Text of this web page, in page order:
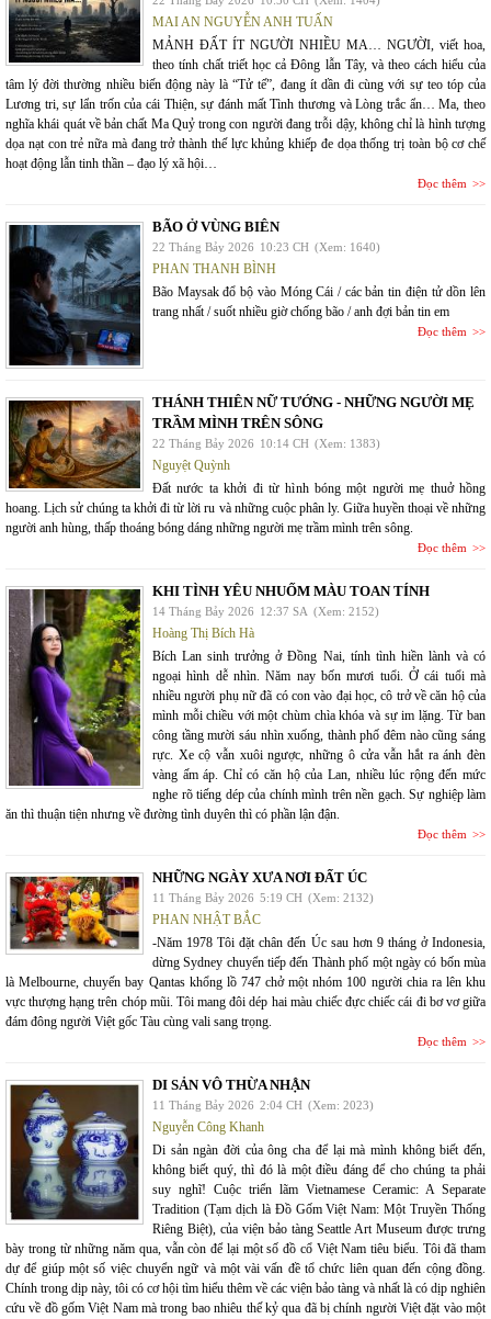
MAI AN NGUYỄN ANH TUẤN
MẢNH ĐẤT ÍT NGƯỜI NHIỀU MA… NGƯỜI, viết hoa,
theo tính chất triết học cả Đông lẫn Tây, và theo cách hiểu của
tâm lý đời thường nhiều biến động này là “Tử tế”, đang ít dần đi cùng với sự teo tóp của
Lương tri, sự lẩn trốn của cái Thiện, sự đánh mất Tình thương và Lòng trắc ẩn… Ma, theo
nghĩa khái quát về bản chất Ma Quỷ trong con người đang trỗi dậy, không chỉ là hình tượng
dọa nạt con trẻ nữa mà đang trở thành thế lực khủng khiếp đe dọa thống trị toàn bộ cơ chế
hoạt động lẫn tinh thần – đạo lý xã hội…
Đọc thêm
BÃO Ở VÙNG BIÊN
22 Tháng Bảy 2026 10:23 CH (Xem: 1640)
PHAN THANH BÌNH
Bão Maysak đổ bộ vào Móng Cái / các bản tin điện tử dồn lên
trang nhất / suốt nhiều giờ chống bão / anh đợi bản tin em
Đọc thêm
THÁNH THIÊN NỮ TƯỚNG - NHỮNG NGƯỜI MẸ
TRẦM MÌNH TRÊN SÔNG
22 Tháng Bảy 2026 10:14 CH (Xem: 1383)
Nguyệt Quỳnh
Đất nước ta khởi đi từ hình bóng một người mẹ thuở hồng
hoang. Lịch sử chúng ta khởi đi từ lời ru và những cuộc phân ly. Giữa huyền thoại về những
người anh hùng, thấp thoáng bóng dáng những người mẹ trầm mình trên sông.
Đọc thêm
KHI TÌNH YÊU NHUỐM MÀU TOAN TÍNH
14 Tháng Bảy 2026 12:37 SA (Xem: 2152)
Hoàng Thị Bích Hà
Bích Lan sinh trưởng ở Đồng Nai, tính tình hiền lành và có
ngoại hình dễ nhìn. Năm nay bốn mươi tuổi. Ở cái tuổi mà
nhiều người phụ nữ đã có con vào đại học, cô trở về căn hộ của
mình mỗi chiều với một chùm chìa khóa và sự im lặng. Từ ban
công tầng mười sáu nhìn xuống, thành phố đêm nào cũng sáng
rực. Xe cộ vẫn xuôi ngược, những ô cửa vẫn hắt ra ánh đèn
vàng ấm áp. Chỉ có căn hộ của Lan, nhiều lúc rộng đến mức
nghe rõ tiếng dép của chính mình trên nền gạch. Sự nghiệp làm
ăn thì thuận tiện nhưng về đường tình duyên thì có phần lận đận.
Đọc thêm
NHỮNG NGÀY XƯA NƠI ĐẤT ÚC
11 Tháng Bảy 2026 5:19 CH (Xem: 2132)
PHAN NHẬT BẮC
-Năm 1978 Tôi đặt chân đến Úc sau hơn 9 tháng ở Indonesia,
dừng Sydney chuyển tiếp đến Thành phố một ngày có bốn mùa
là Melbourne, chuyến bay Qantas khổng lồ 747 chở một nhóm 100 người chia ra lên khu
vực thượng hạng trên chóp mũi. Tôi mang đôi dép hai màu chiếc đực chiếc cái đi bơ vơ giữa
đám đông người Việt gốc Tàu cùng vali sang trọng.
Đọc thêm
DI SẢN VÔ THỪA NHẬN
11 Tháng Bảy 2026 2:04 CH (Xem: 2023)
Nguyễn Công Khanh
Di sản ngàn đời của ông cha để lại mà mình không biết đến,
không biết quý, thì đó là một điều đáng để cho chúng ta phải
suy nghĩ! Cuộc triển lãm Vietnamese Ceramic: A Separate
Tradition (Tạm dịch là Đồ Gốm Việt Nam: Một Truyền Thống
Riêng Biệt), của viện bảo tàng Seattle Art Museum được trưng
bày trong từ những năm qua, vẫn còn để lại một số đồ cổ Việt Nam tiêu biểu. Tôi đã tham
dự để giúp một số việc chuyển ngữ và một vài vấn đề tổ chức liên quan đến cộng đồng.
Chính trong dịp này, tôi có cơ hội tìm hiểu thêm về các viện bảo tàng và nhất là có dịp nghiên
cứu về đồ gốm Việt Nam mà trong bao nhiêu thế kỷ qua đã bị chính người Việt đặt vào một